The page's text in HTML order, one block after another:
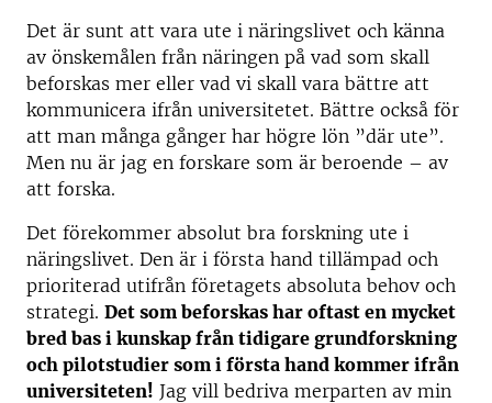
Det är sunt att vara ute i näringslivet och känna
av önskemålen från näringen på vad som skall
beforskas mer eller vad vi skall vara bättre att
kommunicera ifrån universitetet. Bättre också för
att man många gånger har högre lön ”där ute”.
Men nu är jag en forskare som är beroende – av
att forska.
Det förekommer absolut bra forskning ute i
näringslivet. Den är i första hand tillämpad och
prioriterad utifrån företagets absoluta behov och
strategi. Det som beforskas har oftast en mycket
bred bas i kunskap från tidigare grundforskning
och pilotstudier som i första hand kommer ifrån
universiteten! Jag vill bedriva merparten av min